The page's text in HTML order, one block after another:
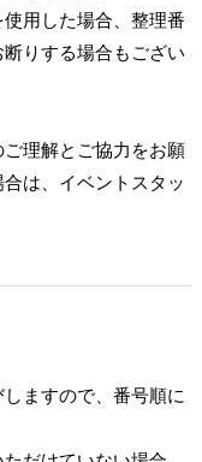
用した場合、整理番
りする場合もござい
理解とご協力をお願
は、イベントスタッ
ますので、番号順に